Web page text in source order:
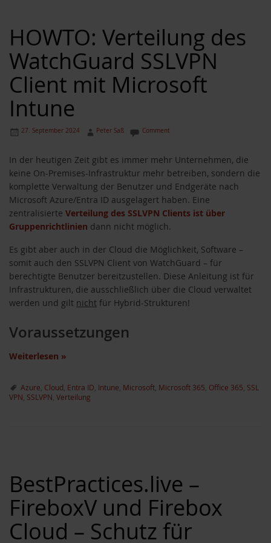
HOWTO: Verteilung des
WatchGuard SSLVPN
Client mit Microsoft
Intune
27. September 2024 Peter Saß Comment
In der heutigen Zeit gibt es immer mehr Unternehmen, die
keine On-Premises-Infrastruktur mehr betreiben, sondern die
komplette Verwaltung der Benutzer und Endgeräte nach
Microsoft Azure/Entra ID ausgelagert haben. Eine
zentralisierte Verteilung des SSLVPN Clients ist über
Gruppenrichtlinien dann nicht möglich.
Es gibt aber auch in der Cloud die Möglichkeit, Software –
somit auch den SSLVPN Client von WatchGuard – für
berechtigte Benutzer bereitzustellen. Diese Anleitung ist für
Infrastrukturen, die ausschließlich über die Cloud verwaltet
werden und gilt nicht für Hybrid-Strukturen!
Voraussetzungen
Weiterlesen »
Azure Cloud Entra ID Intune Microsoft Microsoft 365 Office 365 SSL
VPN SSLVPN Verteilung
BestPractices.live –
FireboxV und Firebox
Cloud – Schutz für